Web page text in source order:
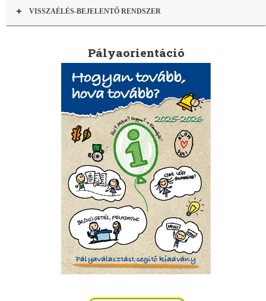
VISSZAÉLÉS-BEJELENTŐ RENDSZER
Pályaorientáció